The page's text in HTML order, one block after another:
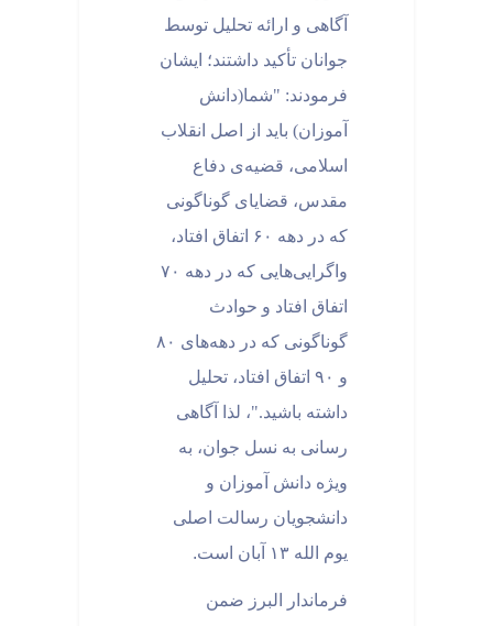
آگاهی و ارائه تحلیل توسط
جوانان تأکید داشتند؛ ایشان
فرمودند: "شما(دانش
آموزان) باید از اصل انقلاب
اسلامی، قضیه‌ی دفاع
مقدس، قضایای گوناگونی
که در دهه ‌۶۰ اتفاق افتاد،
واگرایی‌هایی که در دهه ‌۷۰
اتفاق افتاد و حوادث
گوناگونی که در دهه‌های ۸۰
و ۹۰ اتفاق افتاد، تحلیل
داشته باشید."، لذا آگاهی
رسانی به نسل جوان، به
ویژه دانش آموزان و
دانشجویان رسالت اصلی
یوم الله ۱۳ آبان است
.
فرماندار البرز ضمن